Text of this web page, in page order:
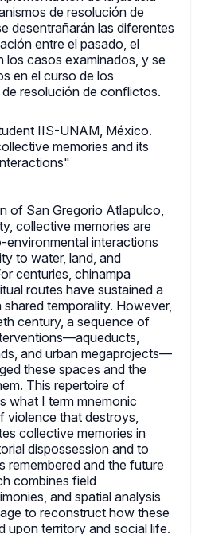
de resolución de
desentrañarán las diferentes
entre el pasado, el
los casos examinados, y se
en el curso de los
resolución de conflictos.
IIS-UNAM, México.
memories and its
of San Gregorio Atlapulco,
collective memories are
interactions
to water, land, and
centuries, chinampa
routes have sustained a
temporality. However,
century, a sequence of
and urban megaprojects—
these spaces and the
This repertoire of
what I term mnemonic
violence that destroys,
collective memories in
dispossession and to
remembered and the future
combines field
and spatial analysis
to reconstruct how these
upon territory and social life.